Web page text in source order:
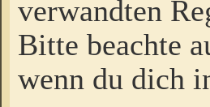
verwandten
Bitte beachte
wenn du dich